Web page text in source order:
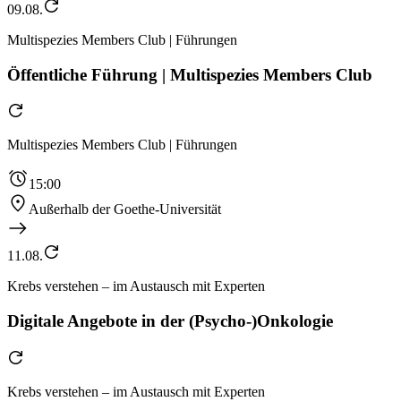
09.08.
Multispezies Members Club | Führungen
Öffentliche Führung | Multispezies Members Club
Multispezies Members Club | Führungen
15:00
Außerhalb der Goethe-Universität
11.08.
Krebs verstehen – im Austausch mit Experten
Digitale Angebote in der (Psycho-)Onkologie
Krebs verstehen – im Austausch mit Experten